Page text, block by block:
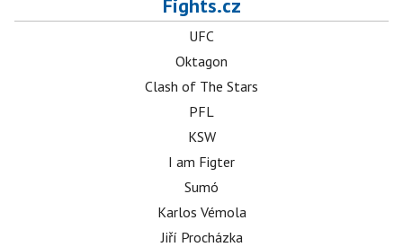
Fights.cz
UFC
Oktagon
Clash of The Stars
PFL
KSW
I am Figter
Sumó
Karlos Vémola
Jiří Procházka